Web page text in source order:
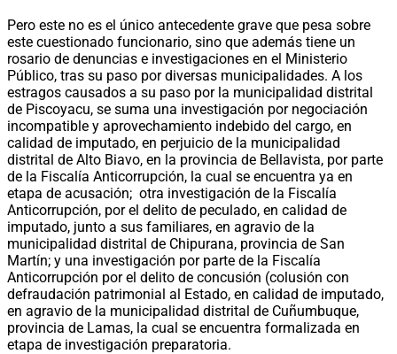
Pero este no es el único antecedente grave que pesa sobre
este cuestionado funcionario, sino que además tiene un
rosario de denuncias e investigaciones en el Ministerio
Público, tras su paso por diversas municipalidades. A los
estragos causados a su paso por la municipalidad distrital
de Piscoyacu, se suma una investigación por negociación
incompatible y aprovechamiento indebido del cargo, en
calidad de imputado, en perjuicio de la municipalidad
distrital de Alto Biavo, en la provincia de Bellavista, por parte
de la Fiscalía Anticorrupción, la cual se encuentra ya en
etapa de acusación; otra investigación de la Fiscalía
Anticorrupción, por el delito de peculado, en calidad de
imputado, junto a sus familiares, en agravio de la
municipalidad distrital de Chipurana, provincia de San
Martín; y una investigación por parte de la Fiscalía
Anticorrupción por el delito de concusión (colusión con
defraudación patrimonial al Estado, en calidad de imputado,
en agravio de la municipalidad distrital de Cuñumbuque,
provincia de Lamas, la cual se encuentra formalizada en
etapa de investigación preparatoria.